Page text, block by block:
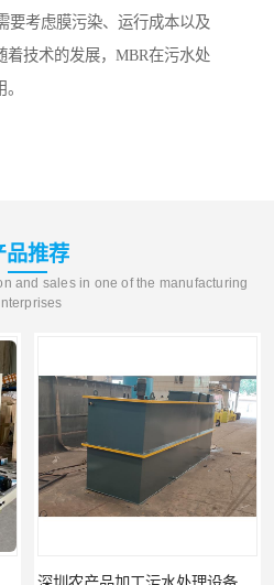
要考虑膜污染、运行成本以及
着技术的发展，MBR在污水处
品推荐
and sales in one of the manufacturing